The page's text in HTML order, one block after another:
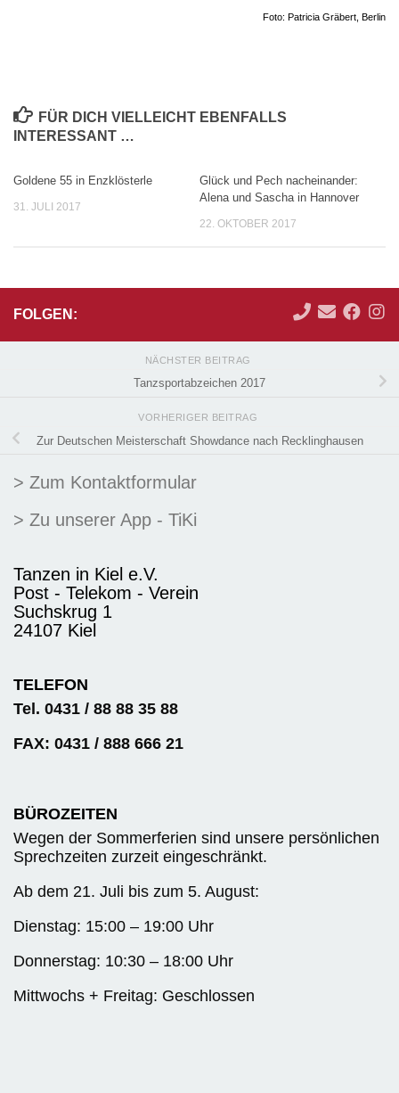
Foto: Patricia Gräbert, Berlin
FÜR DICH VIELLEICHT EBENFALLS
INTERESSANT …
Goldene 55 in Enzklösterle
31. JULI 2017
Glück und Pech nacheinander:
Alena und Sascha in Hannover
22. OKTOBER 2017
FOLGEN:
NÄCHSTER BEITRAG
Tanzsportabzeichen 2017
VORHERIGER BEITRAG
Zur Deutschen Meisterschaft Showdance nach Recklinghausen
> Zum Kontaktformular
> Zu unserer App - TiKi
Tanzen in Kiel e.V.
Post - Telekom - Verein
Suchskrug 1
24107 Kiel
TELEFON
Tel. 0431 / 88 88 35 88
FAX: 0431 / 888 666 21
BÜROZEITEN
Wegen der Sommerferien sind unsere persönlichen
Sprechzeiten zurzeit eingeschränkt.
Ab dem 21. Juli bis zum 5. August:
Dienstag: 15:00 – 19:00 Uhr
Donnerstag: 10:30 – 18:00 Uhr
Mittwochs + Freitag: Geschlossen